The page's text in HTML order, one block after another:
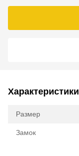
Характеристики
Размер
Замок